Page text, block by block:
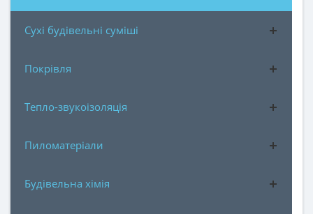
Сухі будівельні суміші
Покрівля
Тепло-звукоізоляція
Пиломатеріали
Будівельна хімія